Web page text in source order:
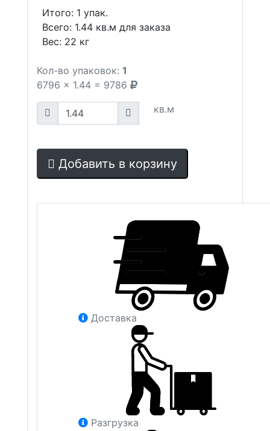
Итого: 1 упак.
Всего: 1.44 кв.м для заказа
Вес: 22 кг
Кол-во упаковок: 1
6796 x 1.44 = 9786
кв.м
Добавить в корзину
Доставка
Разгрузка